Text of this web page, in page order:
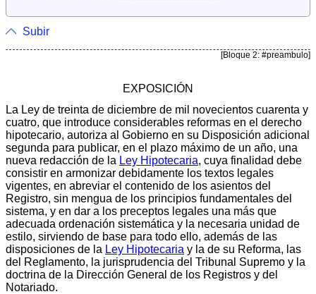
Subir
[Bloque 2: #preambulo]
EXPOSICIÓN
La Ley de treinta de diciembre de mil novecientos cuarenta y
cuatro, que introduce considerables reformas en el derecho
hipotecario, autoriza al Gobierno en su Disposición adicional
segunda para publicar, en el plazo máximo de un año, una
nueva redacción de la Ley Hipotecaria, cuya finalidad debe
consistir en armonizar debidamente los textos legales
vigentes, en abreviar el contenido de los asientos del
Registro, sin mengua de los principios fundamentales del
sistema, y en dar a los preceptos legales una más que
adecuada ordenación sistemática y la necesaria unidad de
estilo, sirviendo de base para todo ello, además de las
disposiciones de la Ley Hipotecaria y la de su Reforma, las
del Reglamento, la jurisprudencia del Tribunal Supremo y la
doctrina de la Dirección General de los Registros y del
Notariado.